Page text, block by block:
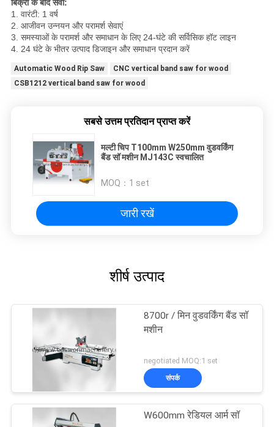
बिक्री के बाद सेवा:
1. वारंटी: 1 वर्ष
2. आजीवन उन्नयन और परामर्श सेवाएं
3. समस्याओं के परामर्श और समाधान के लिए 24-घंटे की सर्विसिक हॉट लाइन
4. 24 घंटे के भीतर उत्पाद डिजाइन और समाधान प्रदान करें
Automatic Wood Rip Saw
CNC vertical band saw for wood
CSB1212 vertical band saw for wood
सबसे उत्तम प्रतिदान प्राप्त करें
मल्टी चिप T100mm W250mm वुडवर्किंग
बैंड सॉ मशीन MJ143C स्वचालित
MOQ： 1 set
जारी रखें
शीर्ष उत्पाद
8700r / मिन वुडवर्किंग बैंड सॉ
मशीन
negotiated MOQ:1 set
संपर्क
W600mm रेडियल आर्म सॉ